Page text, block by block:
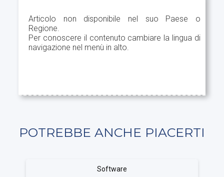
Articolo non disponibile nel suo Paese o
Regione.
Per conoscere il contenuto cambiare la lingua di
navigazione nel menù in alto.
POTREBBE ANCHE PIACERTI
Software